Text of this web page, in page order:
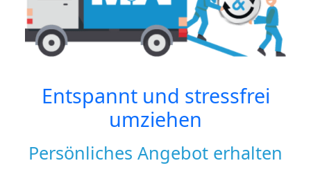
Entspannt und stressfrei
umziehen
Persönliches Angebot erhalten